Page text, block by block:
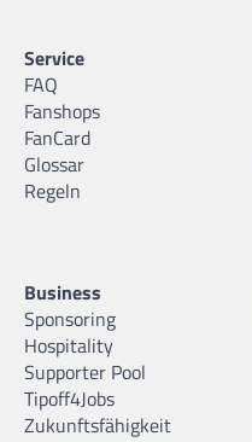
Service
FAQ
Fanshops
FanCard
Glossar
Regeln
Business
Sponsoring
Hospitality
Supporter Pool
Tipoff4Jobs
Zukunftsfähigkeit